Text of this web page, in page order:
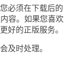
必须在下载后的
容。如果您喜欢
好的正版服务。
及时处理。